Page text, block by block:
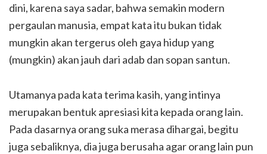
dini, karena saya sadar, bahwa semakin modern
pergaulan manusia, empat kata itu bukan tidak
mungkin akan tergerus oleh gaya hidup yang
(mungkin) akan jauh dari adab dan sopan santun.
Utamanya pada kata terima kasih, yang intinya
merupakan bentuk apresiasi kita kepada orang lain.
Pada dasarnya orang suka merasa dihargai, begitu
juga sebaliknya, dia juga berusaha agar orang lain pun